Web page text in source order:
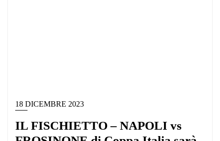
18 DICEMBRE 2023
IL FISCHIETTO – NAPOLI vs